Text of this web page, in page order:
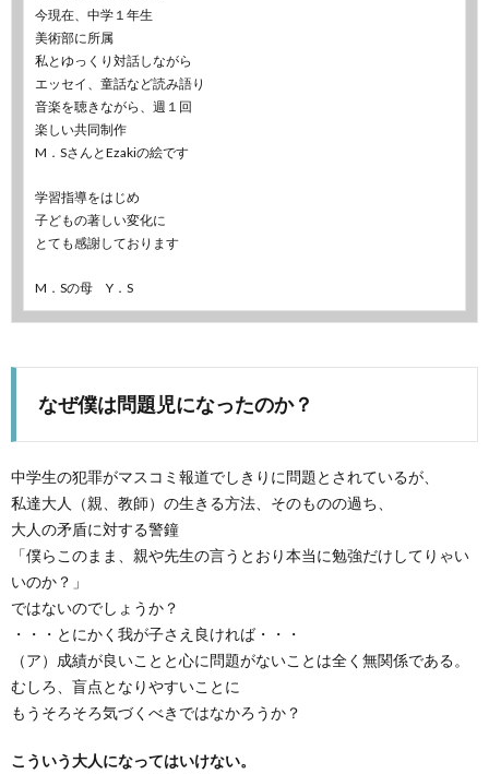
今現在、中学１年生
美術部に所属
私とゆっくり対話しながら
エッセイ、童話など読み語り
音楽を聴きながら、週１回
楽しい共同制作
M．SさんとEzakiの絵です
学習指導をはじめ
子どもの著しい変化に
とても感謝しております
M．Sの母 Y．S
なぜ僕は問題児になったのか？
中学生の犯罪がマスコミ報道でしきりに問題とされているが、
私達大人（親、教師）の生きる方法、そのものの過ち、
大人の矛盾に対する警鐘
「僕らこのまま、親や先生の言うとおり本当に勉強だけしてりゃい
いのか？」
ではないのでしょうか？
・・・とにかく我が子さえ良ければ・・・
（ア）成績が良いことと心に問題がないことは全く無関係である。
むしろ、盲点となりやすいことに
もうそろそろ気づくべきではなかろうか？
こういう大人になってはいけない。